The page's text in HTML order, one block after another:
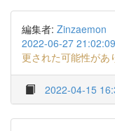
編集者: Zinzaemon
2022-06-27 21:02:09
更された可能性があ
2022-04-15